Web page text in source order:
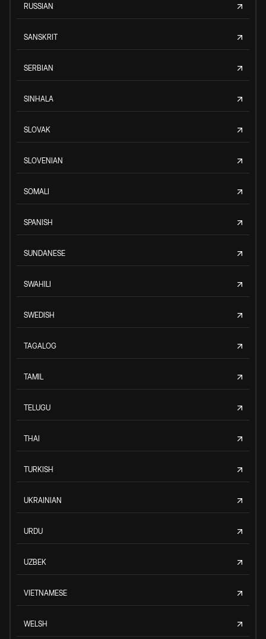
RUSSIAN
SANSKRIT
SERBIAN
SINHALA
SLOVAK
SLOVENIAN
SOMALI
SPANISH
SUNDANESE
SWAHILI
SWEDISH
TAGALOG
TAMIL
TELUGU
THAI
TURKISH
UKRAINIAN
URDU
UZBEK
VIETNAMESE
WELSH